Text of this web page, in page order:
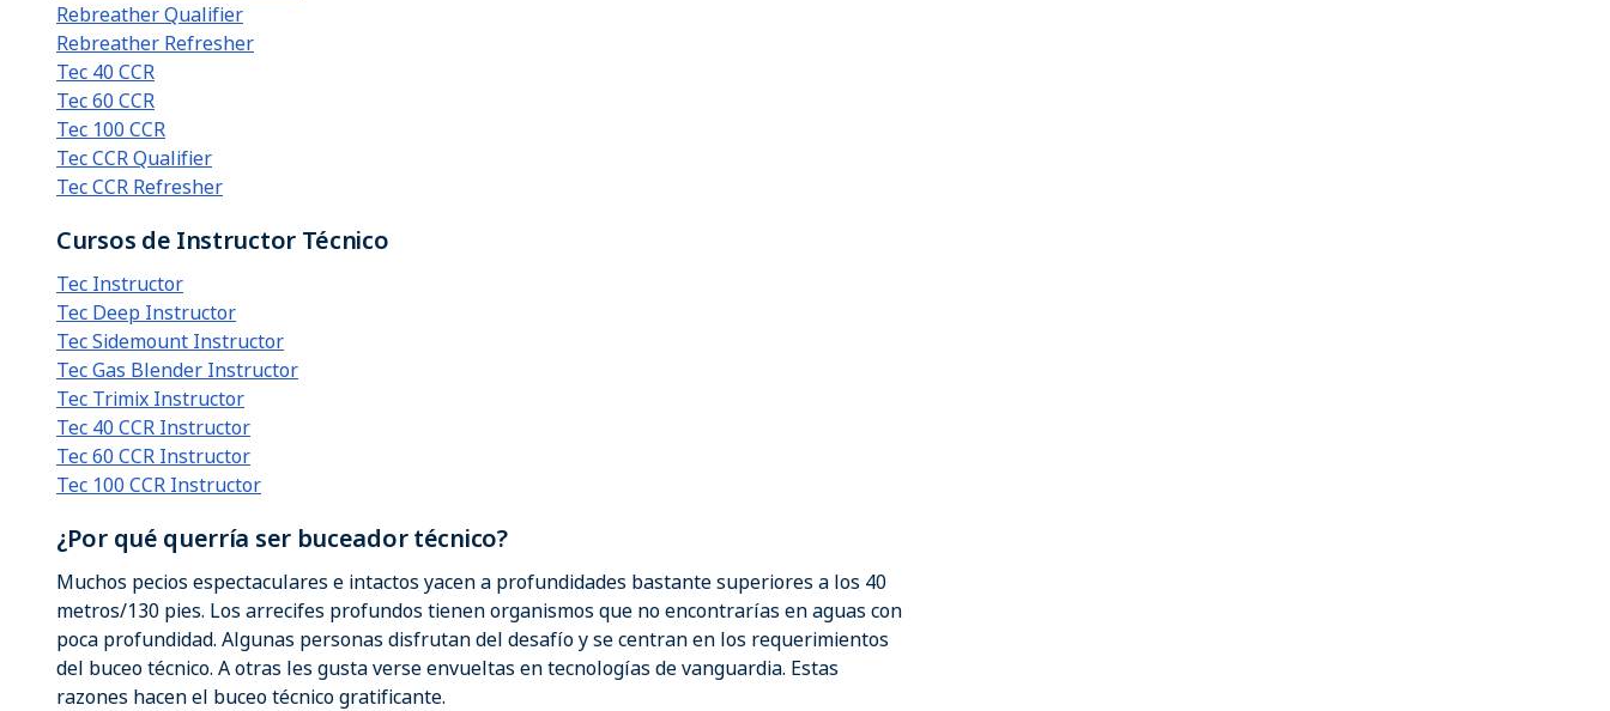
Rebreather Qualifier
Rebreather Refresher
Tec 40 CCR
Tec 60 CCR
Tec 100 CCR
Tec CCR Qualifier
Tec CCR Refresher
Cursos de Instructor Técnico
Tec Instructor
Tec Deep Instructor
Tec Sidemount Instructor
Tec Gas Blender Instructor
Tec Trimix Instructor
Tec 40 CCR Instructor
Tec 60 CCR Instructor
Tec 100 CCR Instructor
¿Por qué querría ser buceador técnico?
Muchos pecios espectaculares e intactos yacen a profundidades bastante superiores a los 40
metros/130 pies. Los arrecifes profundos tienen organismos que no encontrarías en aguas con
poca profundidad. Algunas personas disfrutan del desafío y se centran en los requerimientos
del buceo técnico. A otras les gusta verse envueltas en tecnologías de vanguardia. Estas
razones hacen el buceo técnico gratificante.